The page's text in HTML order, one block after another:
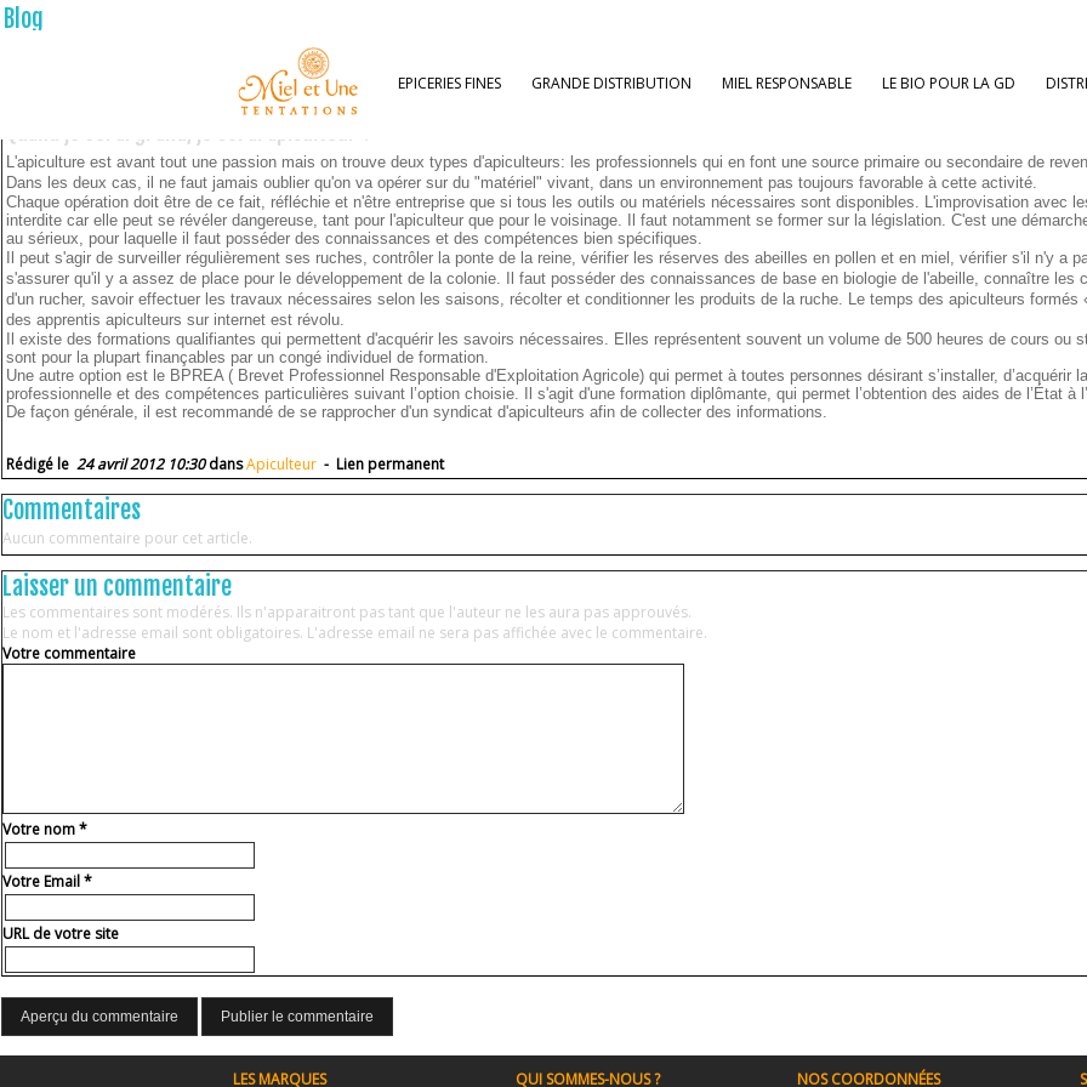
EPICERIES FINES GRANDE DISTRIBUTION MIEL RESPONSABLE LE BIO POUR LA GD
Blog
L'apiculture est avant tout une passion mais on trouve deux types d'apiculteurs: les professionnels qui en font une source primaire ou secondaire de
Dans les deux cas, il ne faut jamais oublier qu'on va opérer sur du "matériel" vivant, dans un environnement pas toujours favorable à cette activité.
Chaque opération doit être de ce fait, réfléchie et n'être entreprise que si tous les outils ou matériels nécessaires sont disponibles. L'improvisation avec
interdite car elle peut se révéler dangereuse, tant pour l'apiculteur que pour le voisinage. Il faut notamment se former sur la législation. C'est une
au sérieux, pour laquelle il faut posséder des connaissances et des compétences bien spécifiques.
Il peut s'agir de surveiller régulièrement ses ruches, contrôler la ponte de la reine, vérifier les réserves des abeilles en pollen et en miel, vérifier s'il n'y a
s'assurer qu'il y a assez de place pour le développement de la colonie. Il faut posséder des connaissances de base en biologie de l'abeille, connaître les
d'un rucher, savoir effectuer les travaux nécessaires selon les saisons, récolter et conditionner les produits de la ruche. Le temps des apiculteurs formés
des apprentis apiculteurs sur internet est révolu.
Il existe des formations qualifiantes qui permettent d'acquérir les savoirs nécessaires. Elles représentent souvent un volume de 500 heures de cours ou
sont pour la plupart finançables par un congé individuel de formation.
Une autre option est le BPREA ( Brevet Professionnel Responsable d'Exploitation Agricole) qui permet à toutes personnes désirant s’installer, d’acquérir
professionnelle et des compétences particulières suivant l’option choisie. Il s'agit d'une formation diplômante, qui permet l’obtention des aides de l’État à
De façon générale, il est recommandé de se rapprocher d'un syndicat d'apiculteurs afin de collecter des informations.
Rédigé le 24 avril 2012 10:30 dansApiculteur - Lien permanent
Commentaires
Aucun commentaire pour cet article.
Laisser un commentaire
Les commentaires sont modérés. Ils n'apparaitront pas tant que l'auteur ne les aura pas approuvés.
Le nom et l'adresse email sont obligatoires. L'adresse email ne sera pas affichée avec le commentaire.
Votre commentaire
Votre nom*
Votre Email*
URL de votre site
Aperçu du commentaire Publier le commentaire
LES MARQUES QUI SOMMES-NOUS ? NOS COORDONNÉES